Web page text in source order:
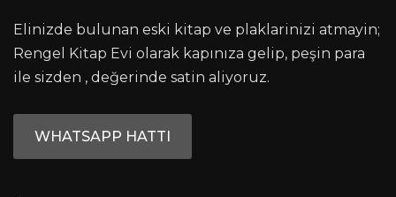
Elinizde bulunan eski kitap ve plaklarinizi atmayin;
Rengel Kitap Evi olarak kapınıza gelip, peşin para
ile sizden , değerinde satin aliyoruz.
WHATSAPP HATTI